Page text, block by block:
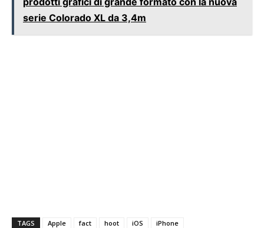
serie Colorado XL da 3,4m
TAGS Apple fact hoot iOS iPhone